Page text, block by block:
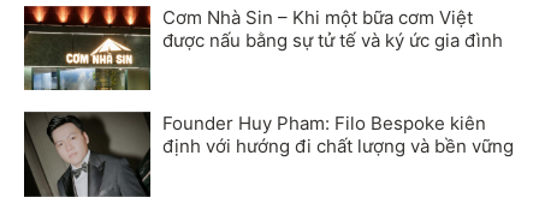
Cơm Nhà Sin – Khi một bữa cơm Việt
được nấu bằng sự tử tế và ký ức gia đình
Founder Huy Pham: Filo Bespoke kiên
định với hướng đi chất lượng và bền vững